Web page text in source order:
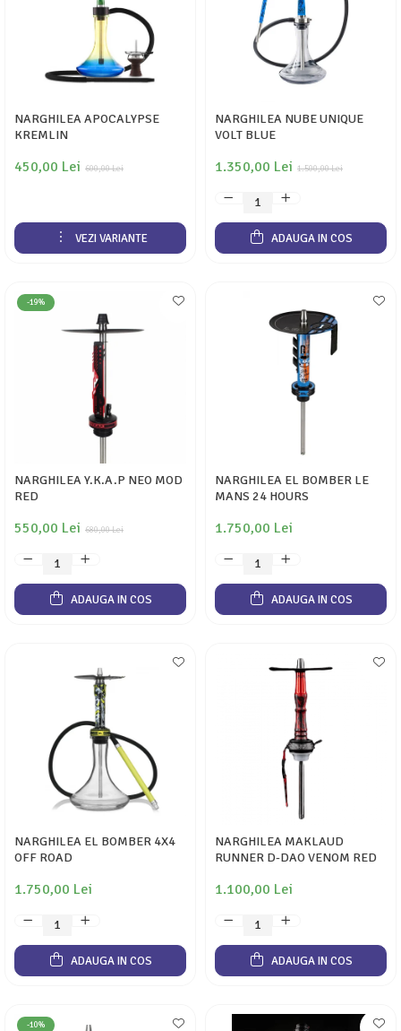
NARGHILEA APOCALYPSE
KREMLIN
600,00 Lei
450,00 Lei
VEZI VARIANTE
NARGHILEA NUBE UNIQUE
VOLT BLUE
1.500,00 Lei
1.350,00 Lei
ADAUGA IN COS
-19%
NARGHILEA Y.K.A.P NEO MOD
RED
680,00 Lei
550,00 Lei
ADAUGA IN COS
NARGHILEA EL BOMBER LE
MANS 24 HOURS
1.750,00 Lei
ADAUGA IN COS
NARGHILEA EL BOMBER 4X4
OFF ROAD
1.750,00 Lei
ADAUGA IN COS
NARGHILEA MAKLAUD
RUNNER D-DAO VENOM RED
1.100,00 Lei
ADAUGA IN COS
-10%